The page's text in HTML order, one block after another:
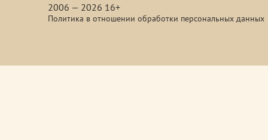
2006 — 2026 16+
Политика в отношении обработки персональных данных